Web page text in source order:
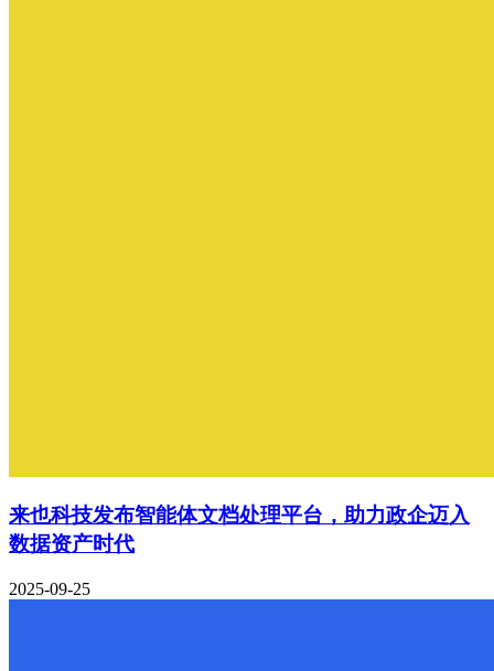
来也科技发布智能体文档处理平台，助力政企迈入
数据资产时代
2025-09-25